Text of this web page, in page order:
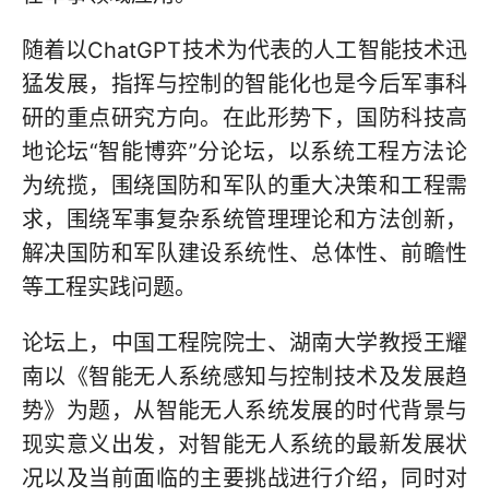
随着以ChatGPT技术为代表的人工智能技术迅
猛发展，指挥与控制的智能化也是今后军事科
研的重点研究方向。在此形势下，国防科技高
地论坛“智能博弈”分论坛，以系统工程方法论
为统揽，围绕国防和军队的重大决策和工程需
求，围绕军事复杂系统管理理论和方法创新，
解决国防和军队建设系统性、总体性、前瞻性
等工程实践问题。
论坛上，中国工程院院士、湖南大学教授王耀
南以《智能无人系统感知与控制技术及发展趋
势》为题，从智能无人系统发展的时代背景与
现实意义出发，对智能无人系统的最新发展状
况以及当前面临的主要挑战进行介绍，同时对